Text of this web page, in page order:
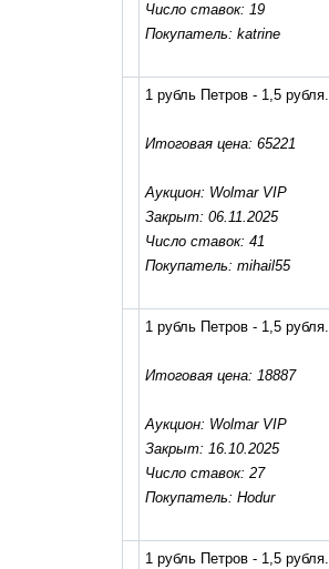
Число ставок: 19
Покупатель: katrine
1 рубль Петров - 1,5 рубля.
Итоговая цена: 65221
Аукцион: Wolmar VIP
Закрыт: 06.11.2025
Число ставок: 41
Покупатель: mihail55
1 рубль Петров - 1,5 рубля.
Итоговая цена: 18887
Аукцион: Wolmar VIP
Закрыт: 16.10.2025
Число ставок: 27
Покупатель: Hodur
1 рубль Петров - 1,5 рубля.